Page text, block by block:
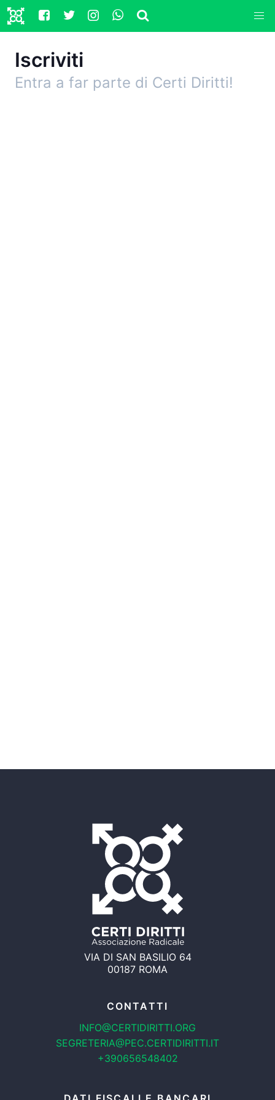
Iscriviti
Entra a far parte di Certi Diritti!
VIA DI SAN BASILIO 64
00187 ROMA
CONTATTI
INFO@CERTIDIRITTI.ORG
SEGRETERIA@PEC.CERTIDIRITTI.IT
+390656548402